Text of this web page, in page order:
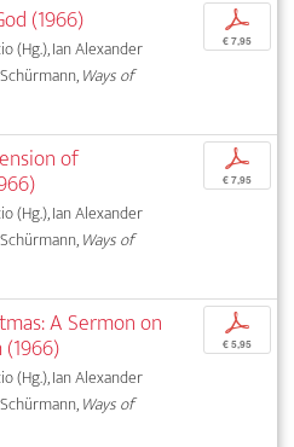
(1966)
(Hg.), Ian Alexander
Ways of
p
€ 7,95
of
(Hg.), Ian Alexander
Ways of
p
€ 7,95
A Sermon on
(Hg.), Ian Alexander
Ways of
p
€ 5,95